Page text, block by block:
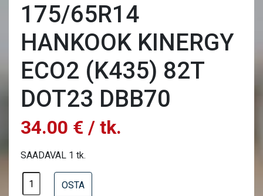
175/65R14
HANKOOK KINERGY
ECO2 (K435) 82T
DOT23 DBB70
34.00 € / tk.
SAADAVAL 1 tk.
OSTA